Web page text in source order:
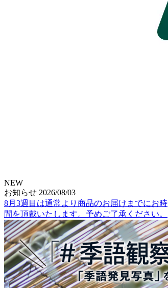
NEW
お知らせ 2026/08/03
8月3週目は通常より商品のお届けまでにお時
間を頂戴いたします。予めご了承ください。